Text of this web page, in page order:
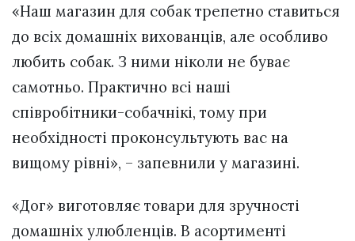
«Наш магазин для собак трепетно ​​ставиться
до всіх домашніх вихованців, але особливо
любить собак. З ними ніколи не буває
самотньо. Практично всі наші
співробітники-собачнікі, тому при
необхідності проконсультують вас на
вищому рівні», – запевнили у магазині.
«Дог» виготовляє товари для зручності
домашніх улюбленців. В асортименті